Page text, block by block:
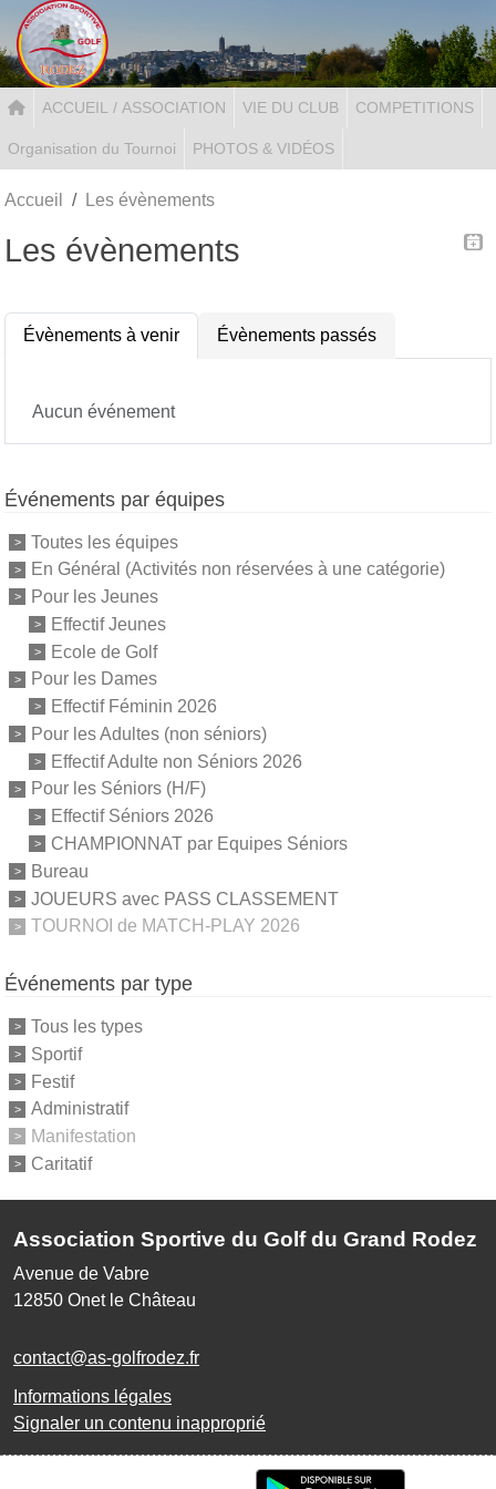
ACCUEIL / ASSOCIATION VIE DU CLUB COMPETITIONS
Organisation du Tournoi PHOTOS & VIDÉOS
Accueil Les évènements
Les évènements
Évènements à venir Évènements passés
Aucun événement
Événements par équipes
Toutes les équipes
En Général (Activités non réservées à une catégorie)
Pour les Jeunes
Effectif Jeunes
Ecole de Golf
Pour les Dames
Effectif Féminin 2026
Pour les Adultes (non séniors)
Effectif Adulte non Séniors 2026
Pour les Séniors (H/F)
Effectif Séniors 2026
CHAMPIONNAT par Equipes Séniors
Bureau
JOUEURS avec PASS CLASSEMENT
TOURNOI de MATCH-PLAY 2026
Événements par type
Tous les types
Sportif
Festif
Administratif
Manifestation
Caritatif
Association Sportive du Golf du Grand Rodez
Avenue de Vabre
12850 Onet le Château
contact@as-golfrodez.fr
Informations légales
Signaler un contenu inapproprié
Panneau de gestion des cookies